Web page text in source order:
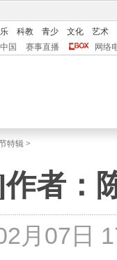
科教 青少 文化
艺术
国 赛事直播 网络
特辑 >
者：
月07日